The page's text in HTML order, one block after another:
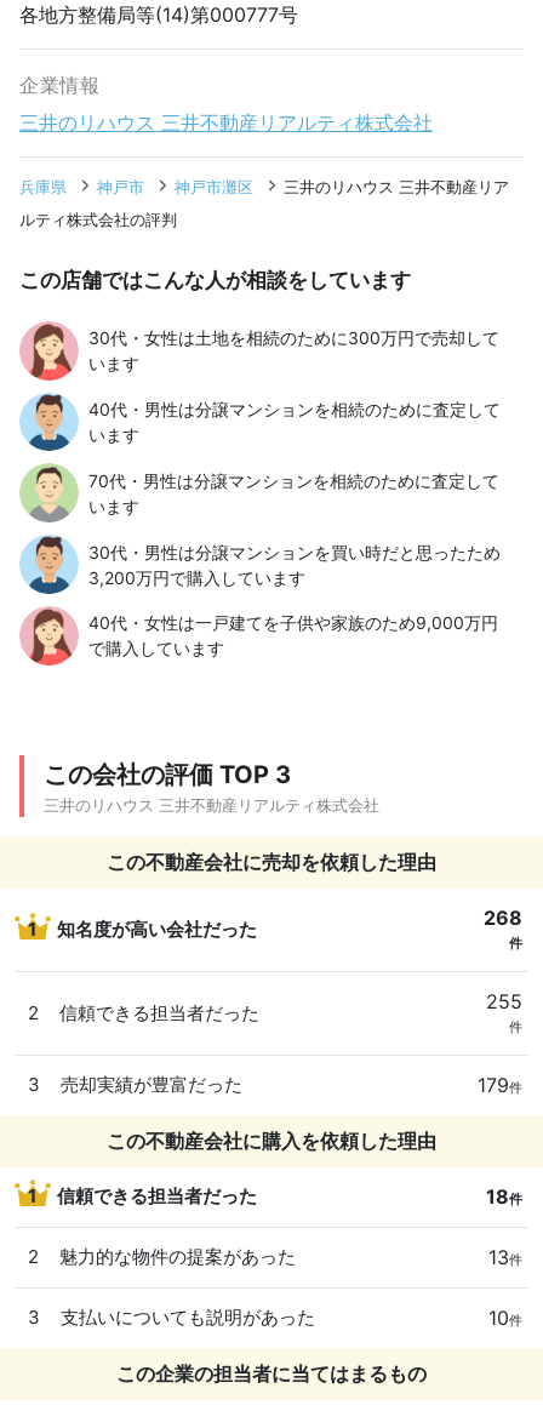
各地方整備局等(14)第000777号
企業情報
三井のリハウス 三井不動産リアルティ株式会社
兵庫県 神戸市 神戸市灘区
三井のリハウス 三井不動産リア
ルティ株式会社の評判
この店舗ではこんな人が相談をしています
30代・女性は土地を相続のために300万円で売却して
います
40代・男性は分譲マンションを相続のために査定して
います
70代・男性は分譲マンションを相続のために査定して
います
30代・男性は分譲マンションを買い時だと思ったため
3,200万円で購入しています
40代・女性は一戸建てを子供や家族のため9,000万円
で購入しています
この会社の評価 TOP 3
三井のリハウス 三井不動産リアルティ株式会社
この不動産会社に売却を依頼した理由
1 知名度が高い会社だった 268
件
2 信頼できる担当者だった 255
件
3 売却実績が豊富だった 179件
この不動産会社に購入を依頼した理由
1 信頼できる担当者だった 18件
2 魅力的な物件の提案があった 13件
3 支払いについても説明があった 10件
この企業の担当者に当てはまるもの